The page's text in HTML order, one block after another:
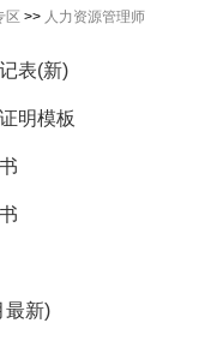
区 >> 人力资源管理师
表(新)
明模板
最新)